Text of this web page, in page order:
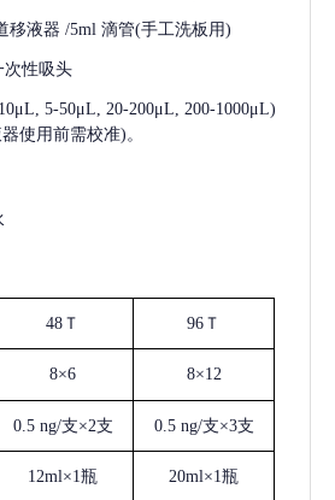
移液器 /5ml 滴管(手工洗板用)
次性吸头
5-50μL, 20-200μL, 200-1000μL)
使用前需校准)。
48Ｔ 96Ｔ
8×6 8×12
0.5 ng/支×2支 0.5 ng/支×3支
12ml×1瓶 20ml×1瓶